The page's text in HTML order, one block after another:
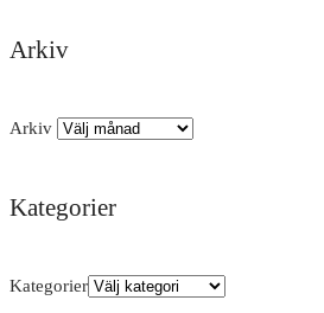
Arkiv
Arkiv
Kategorier
Kategorier